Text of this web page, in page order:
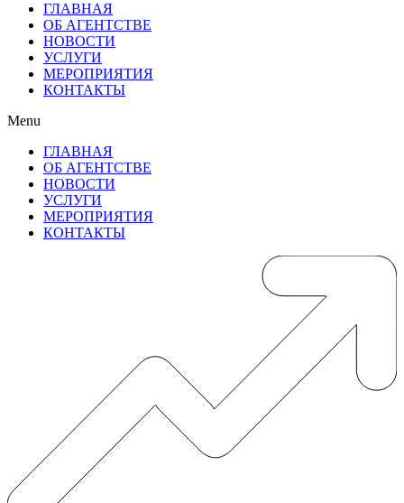
ГЛАВНАЯ
ОБ АГЕНТСТВЕ
НОВОСТИ
УСЛУГИ
МЕРОПРИЯТИЯ
КОНТАКТЫ
Menu
ГЛАВНАЯ
ОБ АГЕНТСТВЕ
НОВОСТИ
УСЛУГИ
МЕРОПРИЯТИЯ
КОНТАКТЫ